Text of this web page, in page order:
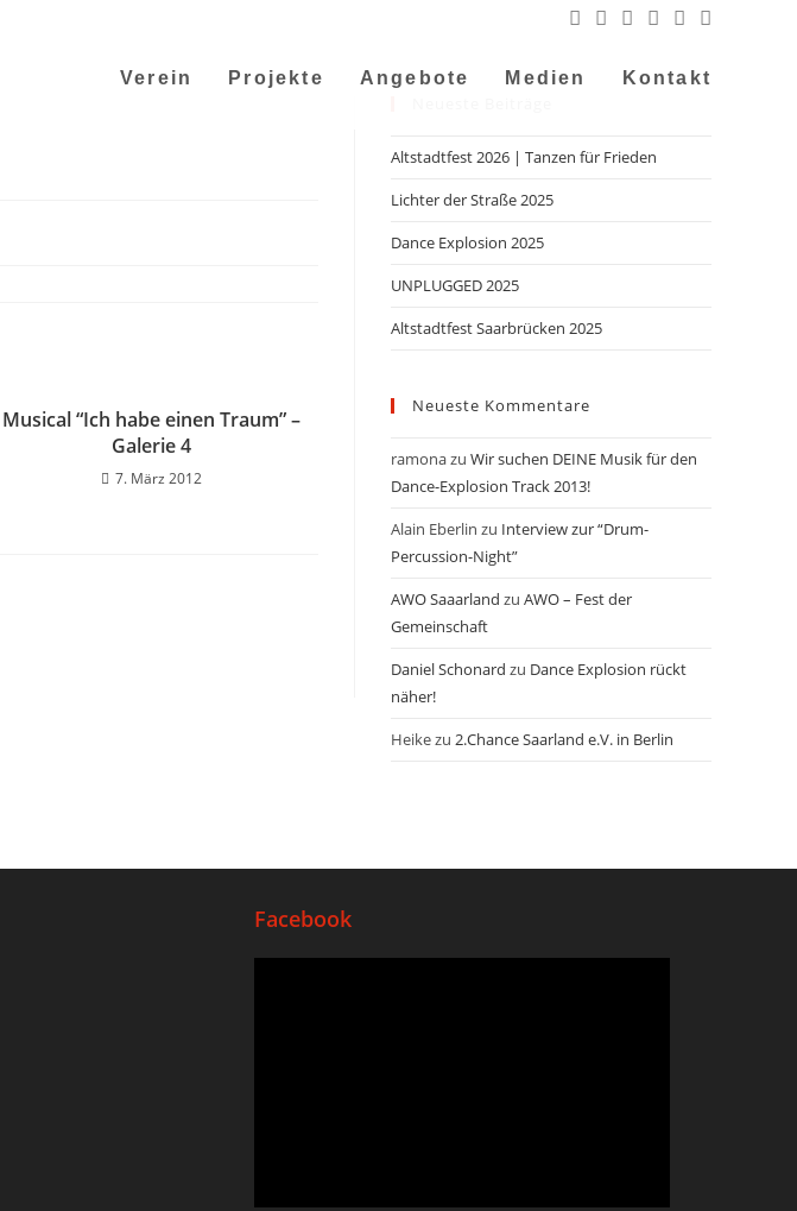
Verein Projekte Angebote Medien Kontakt
Musical “Ich habe einen Traum” –
Galerie 4
7. März 2012
Altstadtfest 2026 | Tanzen für Frieden
Lichter der Straße 2025
Dance Explosion 2025
UNPLUGGED 2025
Altstadtfest Saarbrücken 2025
Neueste Kommentare
ramonazu Wir suchen DEINE Musik für den
Dance-Explosion Track 2013!
Alain Eberlin zu Interview zur “Drum-
Percussion-Night”
AWO Saaarland zu AWO – Fest der
Gemeinschaft
Daniel Schonard zu Dance Explosion rückt
näher!
Heikezu 2.Chance Saarland e.V. in Berlin
Facebook